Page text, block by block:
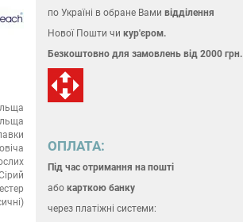
по Україні в обране Вами відділення
Нової Пошти чи кур'єром.
Безкоштовно для замовленьвід 2000 грн.
ОПЛАТА:
Під час отримання на пошті
або карткою банку
через платіжні системи: